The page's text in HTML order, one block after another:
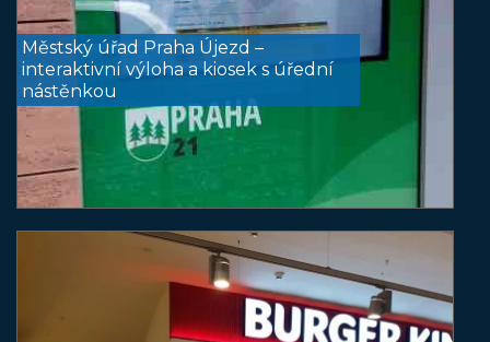
Městský úřad Praha Újezd –
interaktivní výloha a kiosek s úřední
nástěnkou